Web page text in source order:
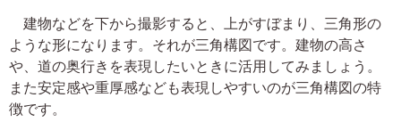
建物などを下から撮影すると、上がすぼまり、三角形の
ような形になります。それが三角構図です。建物の高さ
や、道の奥行きを表現したいときに活用してみましょう。
また安定感や重厚感なども表現しやすいのが三角構図の特
徴です。